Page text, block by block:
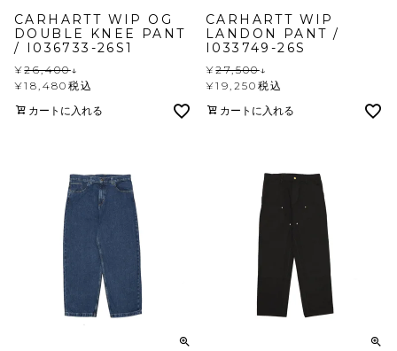
CARHARTT WIP OG
DOUBLE KNEE PANT
/ I036733-26S1
¥26,400↓
¥18,480 税込
カートに入れる
CARHARTT WIP
LANDON PANT /
I033749-26S
¥27,500↓
¥19,250 税込
カートに入れる